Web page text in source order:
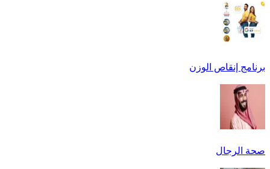
برنامج إنقاص الوزن
صحة الرجال